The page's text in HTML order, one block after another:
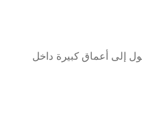
إلى أعماق كبيرة داخل